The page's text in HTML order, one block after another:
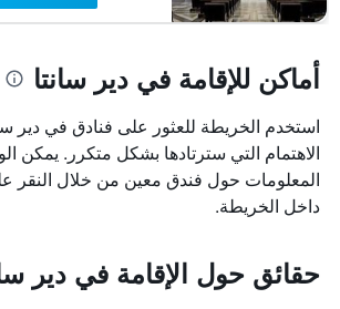
أماكن للإقامة في دير سانتا
استخدم الخريطة للعثور على فنادق في دير
الاهتمام التي سترتادها بشكل متكرر. يمكن
المعلومات حول فندق معين من خلال النقر
داخل الخريطة.
حقائق حول الإقامة في دير